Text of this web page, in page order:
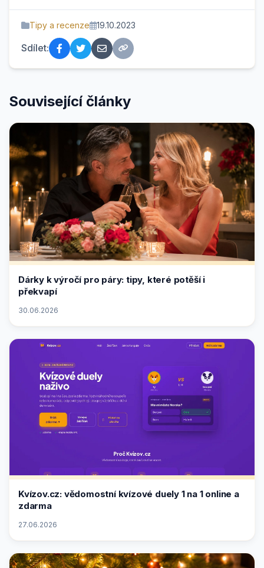
Tipy a recenze 19.10.2023
Sdílet:
Související články
Dárky k výročí pro páry: tipy, které potěší i
překvapí
30.06.2026
Kvízov.cz: vědomostní kvízové duely 1 na 1 online a
zdarma
27.06.2026